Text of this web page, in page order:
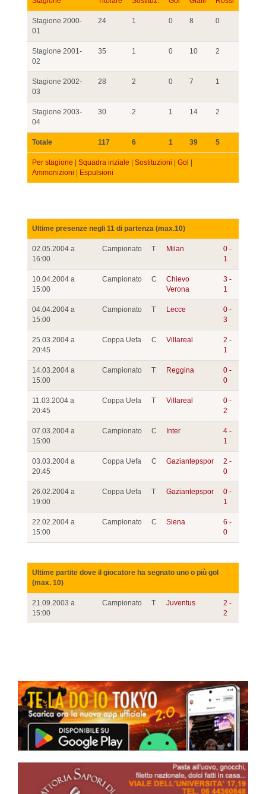
Stagione 2000-
01
24 1 0 8 0
Stagione 2001-
02
35 1 0 10 2
Stagione 2002-
03
28 2 0 7 1
Stagione 2003-
04
30 2 1 14 2
Totale 117 6 1 39 5
Per stagione Squadra inziale Sostituzioni Gol
Ammonizioni
Espulsioni
Ultime presenze negli 11 di partenza (max.10)
02.05.2004 a
16:00
Campionato T Milan
0 -
1
10.04.2004 a
15:00
Campionato C
Chievo
Verona
3 -
1
04.04.2004 a
15:00
Campionato T Lecce
0 -
3
25.03.2004 a
20:45
Coppa Uefa C Villareal
2 -
1
14.03.2004 a
15:00
Campionato T Reggina
0 -
0
11.03.2004 a
20:45
Coppa Uefa T Villareal
0 -
2
07.03.2004 a
15:00
Campionato C Inter
4 -
1
03.03.2004 a
20:45
Coppa Uefa C Gaziantepspor
2 -
0
26.02.2004 a
19:00
Coppa Uefa T Gaziantepspor
0 -
1
22.02.2004 a
15:00
Campionato C Siena
6 -
0
Ultime partite dove il giocatore ha segnato uno o più gol
(max. 10)
21.09.2003 a
15:00
Campionato T Juventus
2 -
2